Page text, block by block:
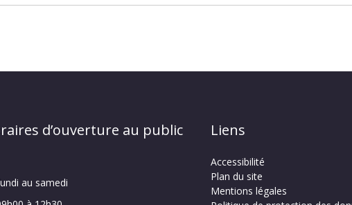
d’ouverture au public
au samedi
Liens
Accessibilité
Plan du site
Mentions légales